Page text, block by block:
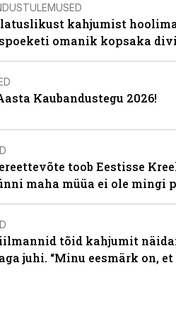
kahjumist
omanik kopsaka
Kaubandustegu 2026!
toob Eestisse
maha müüa ei ole mingi
tõid kahjumit
juhi. “Minu eesmärk on,